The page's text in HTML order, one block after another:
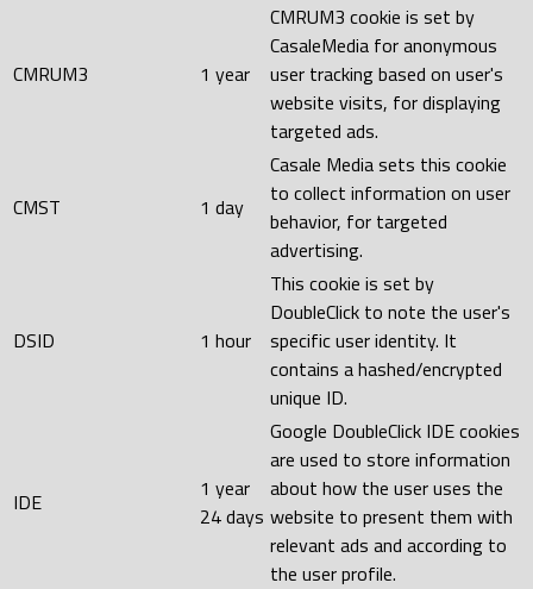
CMRUM3 1 year
CMRUM3 cookie is set by
CasaleMedia for anonymous
user tracking based on user's
website visits, for displaying
targeted ads.
CMST 1 day
Casale Media sets this cookie
to collect information on user
behavior, for targeted
advertising.
DSID 1 hour
This cookie is set by
DoubleClick to note the user's
specific user identity. It
contains a hashed/encrypted
unique ID.
IDE
1 year
24 days
Google DoubleClick IDE cookies
are used to store information
about how the user uses the
website to present them with
relevant ads and according to
the user profile.